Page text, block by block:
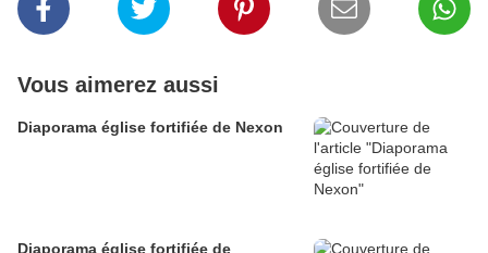
Vous aimerez aussi
Diaporama église fortifiée de Nexon
Diaporama église fortifiée de